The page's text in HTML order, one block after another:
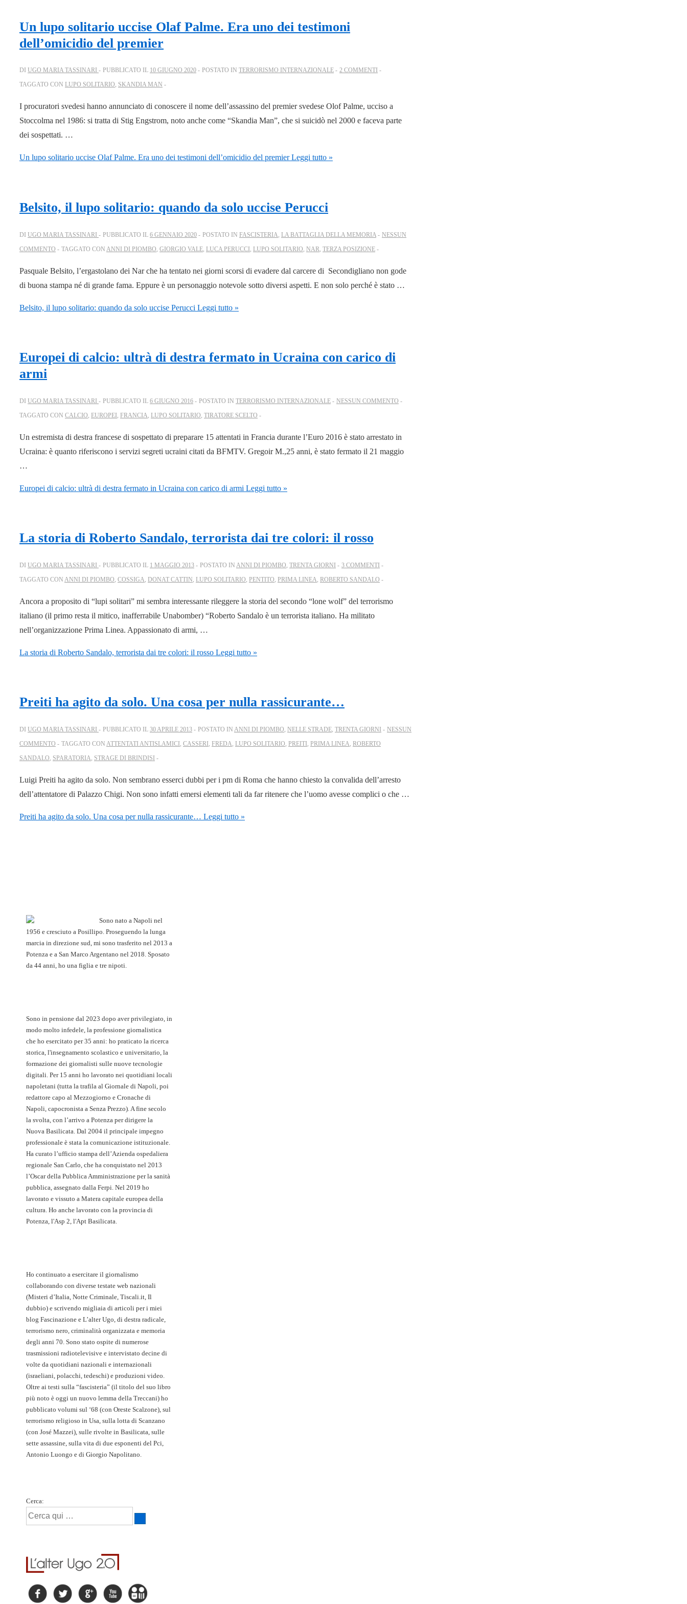
Un lupo solitario uccise Olaf Palme. Era uno dei testimoni
dell’omicidio del premier
DI UGO MARIA TASSINARI PUBBLICATO IL 10 GIUGNO 2020 POSTATO IN TERRORISMO INTERNAZIONALE
2 COMMENTI
TAGGATO CON LUPO SOLITARIO, SKANDIA MAN
I procuratori svedesi hanno annunciato di conoscere il nome dell’assassino del premier svedese Olof Palme, ucciso a
Stoccolma nel 1986: si tratta di Stig Engstrom, noto anche come “Skandia Man”, che si suicidò nel 2000 e faceva parte
dei sospettati. …
Un lupo solitario uccise Olaf Palme. Era uno dei testimoni dell’omicidio del premierLeggi tutto »
Belsito, il lupo solitario: quando da solo uccise Perucci
DI UGO MARIA TASSINARI PUBBLICATO IL 6 GENNAIO 2020 POSTATO IN FASCISTERIA LA BATTAGLIA DELLA MEMORIA
NESSUN
COMMENTO
TAGGATO CON ANNI DI PIOMBO GIORGIO VALE LUCA PERUCCI LUPO SOLITARIO NAR TERZA POSIZIONE
Pasquale Belsito, l’ergastolano dei Nar che ha tentato nei giorni scorsi di evadere dal carcere di Secondigliano non gode
di buona stampa né di grande fama. Eppure è un personaggio notevole sotto diversi aspetti. E non solo perché è stato …
Belsito, il lupo solitario: quando da solo uccise Perucci Leggi tutto »
Europei di calcio: ultrà di destra fermato in Ucraina con carico di
armi
DI UGO MARIA TASSINARI PUBBLICATO IL 6 GIUGNO 2016 POSTATO IN TERRORISMO INTERNAZIONALE
NESSUN COMMENTO
TAGGATO CON CALCIO EUROPEI FRANCIA LUPO SOLITARIO TIRATORE SCELTO
Un estremista di destra francese di sospettato di preparare 15 attentati in Francia durante l’Euro 2016 è stato arrestato in
Ucraina: è quanto riferiscono i servizi segreti ucraini citati da BFMTV. Gregoir M.,25 anni, è stato fermato il 21 maggio
…
Europei di calcio: ultrà di destra fermato in Ucraina con carico di armi Leggi tutto »
La storia di Roberto Sandalo, terrorista dai tre colori: il rosso
DI UGO MARIA TASSINARI PUBBLICATO IL 1 MAGGIO 2013 POSTATO IN ANNI DI PIOMBO, TRENTA GIORNI
3 COMMENTI
TAGGATO CON ANNI DI PIOMBO, COSSIGA, DONAT CATTIN, LUPO SOLITARIO, PENTITO, PRIMA LINEA, ROBERTO SANDALO
Ancora a proposito di “lupi solitari” mi sembra interessante rileggere la storia del secondo “lone wolf” del terrorismo
italiano (il primo resta il mitico, inafferrabile Unabomber) “Roberto Sandalo è un terrorista italiano. Ha militato
nell’organizzazione Prima Linea. Appassionato di armi, …
La storia di Roberto Sandalo, terrorista dai tre colori: il rosso Leggi tutto »
Preiti ha agito da solo. Una cosa per nulla rassicurante…
DI UGO MARIA TASSINARI PUBBLICATO IL 30 APRILE 2013 POSTATO IN ANNI DI PIOMBO, NELLE STRADE, TRENTA GIORNI
NESSUN
COMMENTO
TAGGATO CON ATTENTATI ANTISLAMICI , CASSERI , FREDA, LUPO SOLITARIO, PREITI , PRIMA LINEA, ROBERTO
SANDALO, SPARATORIA, STRAGE DI BRINDISI
Luigi Preiti ha agito da solo. Non sembrano esserci dubbi per i pm di Roma che hanno chiesto la convalida dell’arresto
dell’attentatore di Palazzo Chigi. Non sono infatti emersi elementi tali da far ritenere che l’uomo avesse complici o che …
Preiti ha agito da solo. Una cosa per nulla rassicurante… Leggi tutto »
Sono nato a Napoli nel
1956 e cresciuto a Posillipo. Proseguendo la lunga
marcia in direzione sud, mi sono trasferito nel 2013 a
Potenza e a San Marco Argentano nel 2018. Sposato
da 44 anni, ho una figlia e tre nipoti.
Sono in pensione dal 2023 dopo aver privilegiato, in
modo molto infedele, la professione giornalistica
che ho esercitato per 35 anni: ho praticato la ricerca
storica, l'insegnamento scolastico e universitario, la
formazione dei giornalisti sulle nuove tecnologie
digitali. Per 15 anni ho lavorato nei quotidiani locali
napoletani (tutta la trafila al Giornale di Napoli, poi
redattore capo al Mezzogiorno e Cronache di
Napoli, capocronista a Senza Prezzo). A fine secolo
la svolta, con l’arrivo a Potenza per dirigere la
Nuova Basilicata. Dal 2004 il principale impegno
professionale è stata la comunicazione istituzionale.
Ha curato l’ufficio stampa dell’Azienda ospedaliera
regionale San Carlo, che ha conquistato nel 2013
l’Oscar della Pubblica Amministrazione per la sanità
pubblica, assegnato dalla Ferpi. Nel 2019 ho
lavorato e vissuto a Matera capitale europea della
cultura. Ho anche lavorato con la provincia di
Potenza, l'Asp 2, l'Apt Basilicata.
Ho continuato a esercitare il giornalismo
collaborando con diverse testate web nazionali
(Misteri d’Italia, Notte Criminale, Tiscali.it, Il
dubbio) e scrivendo migliaia di articoli per i miei
blog Fascinazione e L’alter Ugo, di destra radicale,
terrorismo nero, criminalità organizzata e memoria
degli anni 70. Sono stato ospite di numerose
trasmissioni radiotelevisive e intervistato decine di
volte da quotidiani nazionali e internazionali
(israeliani, polacchi, tedeschi) e produzioni video.
Oltre ai testi sulla “fascisteria” (il titolo del suo libro
più noto è oggi un nuovo lemma della Treccani) ho
pubblicato volumi sul ‘68 (con Oreste Scalzone), sul
terrorismo religioso in Usa, sulla lotta di Scanzano
(con José Mazzei), sulle rivolte in Basilicata, sulle
sette assassine, sulla vita di due esponenti del Pci,
Antonio Luongo e di Giorgio Napolitano.
Cerca: